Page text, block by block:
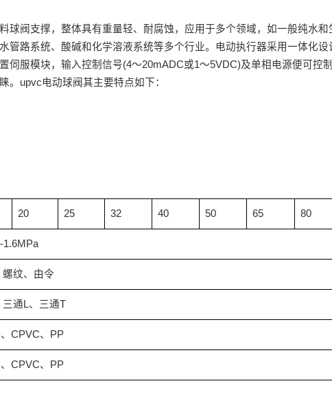
球阀支撑，整体具有重量轻、耐腐蚀，应用于多个领域，如一般纯水和
管路系统、酸碱和化学溶液系统等多个行业。电动执行器采用一体化设
伺服模块，输入控制信号(4～20mADC或1～5VDC)及单相电源便可控
。 upvc电动球阀其主要特点如下：
20 25 32 40 50 65 80
1.6MPa
螺纹、由令
三通 L、三通T
、CPVC、 PP
、CPVC、 PP